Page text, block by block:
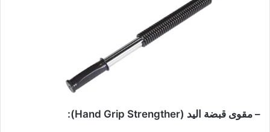
– مقوى قبضة اليد (Hand Grip Strengther):